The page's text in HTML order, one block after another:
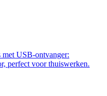
met USB-ontvanger:
perfect voor thuiswerken.